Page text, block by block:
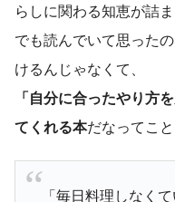
らしに関わる知恵が詰ま
でも読んでいて思った
けるんじゃなくて、
「自分に合ったやり方
てくれる本だなってこと
「毎日料理しなくて